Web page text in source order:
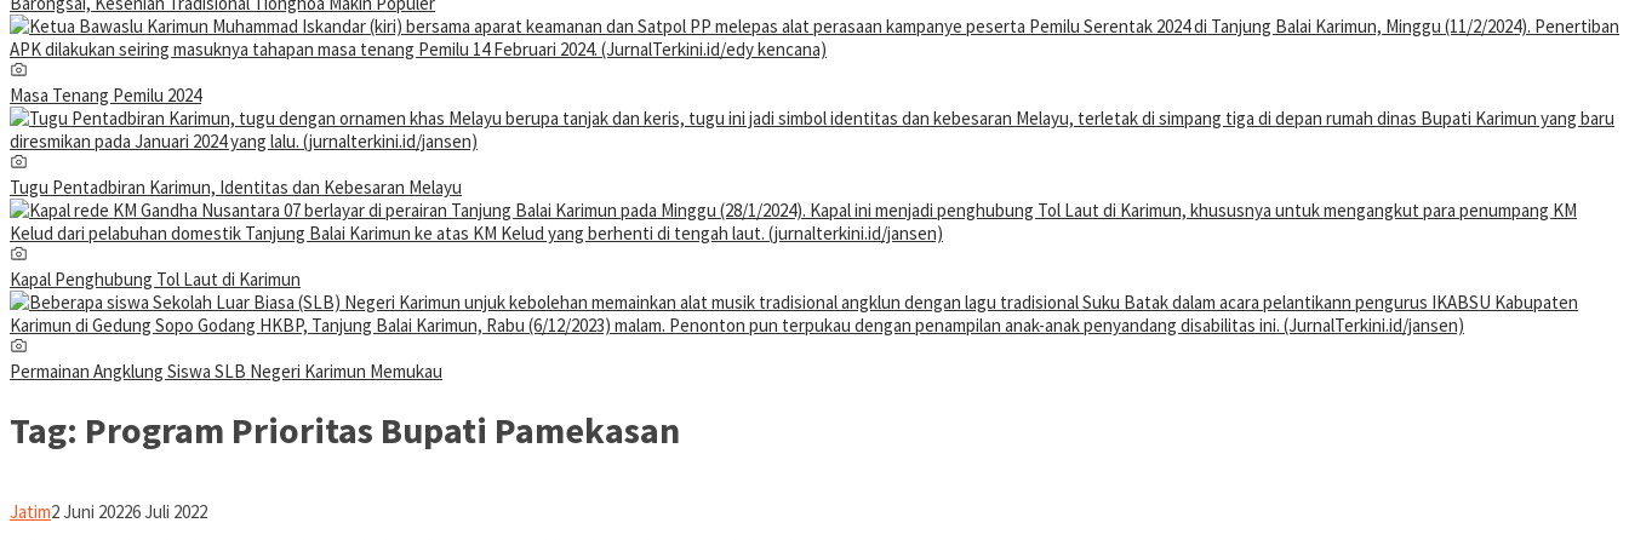
Masa Tenang Pemilu 2024
Tugu Pentadbiran Karimun, Identitas dan Kebesaran Melayu
Kapal Penghubung Tol Laut di Karimun
Permainan Angklung Siswa SLB Negeri Karimun Memukau
Tag: Program Prioritas Bupati Pamekasan
JatimMoh
2 Juni 20226 Juli 2022